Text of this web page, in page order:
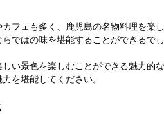
フェも多く、鹿児島の名物料理を楽
ではの味を堪能することができるでし
い景色を楽しむことができる魅力的
を堪能してください。